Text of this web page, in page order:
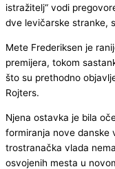
istražitelj“ vodi
dve levičarske stranke,
Mete Frederiksen je
premijera, tokom
što su prethodno
Rojters.
Njena ostavka je bila
formiranja nove danske
trostranačka vlada
osvojenih mesta u